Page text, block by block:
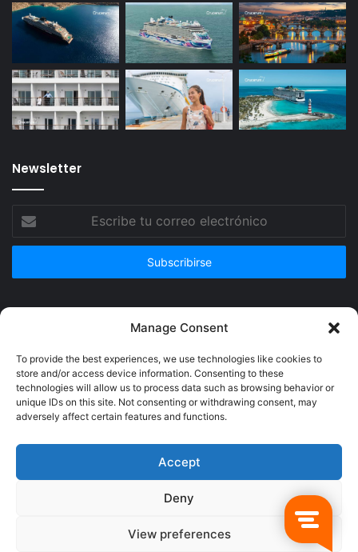
Manage Consent
To provide the best experiences, we use technologies like cookies to
store and/or access device information. Consenting to these
technologies will allow us to process data such as browsing behavior or
unique IDs on this site. Not consenting or withdrawing consent, may
adversely affect certain features and functions.
Accept
Deny
View preferences
Newsletter
correo
© Copyright 2026, Todos los derechos reservados @Crucerum |
Facebook
TwitterYouTubeInstagram